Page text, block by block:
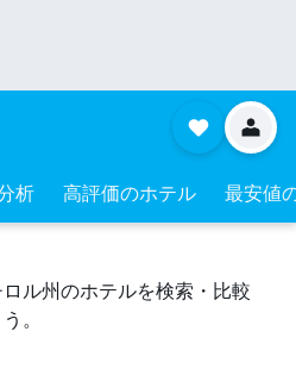
析 高評価のホテル 最安値
ル州のホテルを検索・比較
。